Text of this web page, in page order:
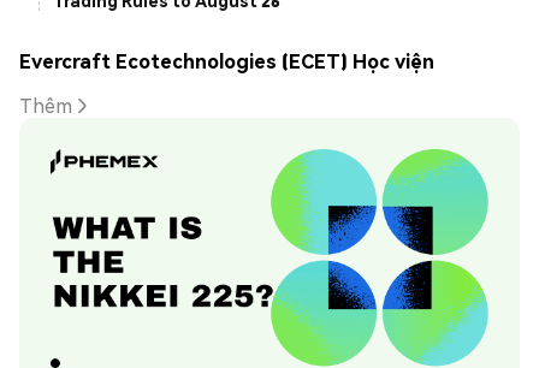
Evercraft Ecotechnologies (ECET) Học viện
Thêm